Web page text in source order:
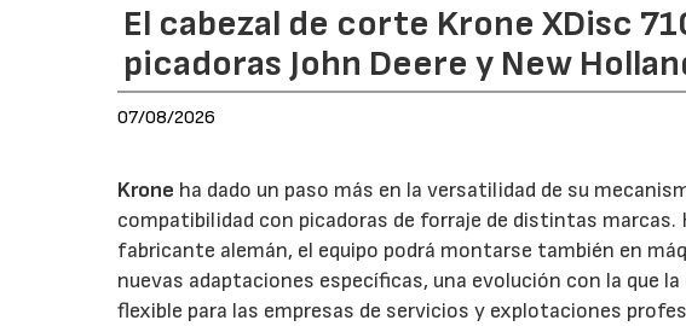
El cabezal de corte Krone XDisc
picadoras John Deere y New
07/08/2026
Krone ha dado un paso más en la versatilidad de su
compatibilidad con picadoras de forraje de distintas
fabricante alemán, el equipo podrá montarse también en
nuevas adaptaciones específicas, una evolución con la que
flexible para las empresas de servicios y explotaciones